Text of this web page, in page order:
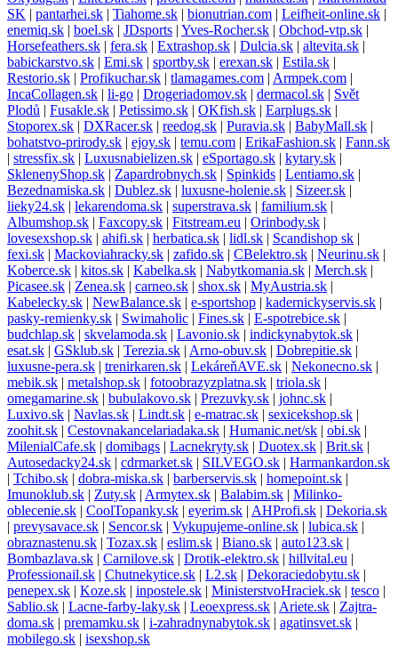
SK | pantarhei.sk | Tiahome.sk | bionutrian.com | Leifheit-online.sk |
enemiq.sk | boel.sk | JDsports | Yves-Rocher.sk | Obchod-vtp.sk |
Horsefeathers.sk | fera.sk | Extrashop.sk | Dulcia.sk | altevita.sk |
babickarstvo.sk | Emi.sk | sportby.sk | erexan.sk | Estila.sk |
Restorio.sk | Profikuchar.sk | tlamagames.com | Armpek.com |
IncaCollagen.sk | li-go | Drogeriadomov.sk | dermacol.sk | Svět
Plodů | Fusakle.sk | Petissimo.sk | OKfish.sk | Earplugs.sk |
Stoporex.sk | DXRacer.sk | reedog.sk | Puravia.sk | BabyMall.sk |
bohatstvo-prirody.sk | ejoy.sk | temu.com | ErikaFashion.sk | Fann.sk
| stressfix.sk | Luxusnabielizen.sk | eSportago.sk | kytary.sk |
SklenenyShop.sk | Zapardrobnych.sk | Spinkids | Lentiamo.sk |
Bezednamiska.sk | Dublez.sk | luxusne-holenie.sk | Sizeer.sk |
lieky24.sk | lekarendoma.sk | superstrava.sk | familium.sk |
Albumshop.sk | Faxcopy.sk | Fitstream.eu | Orinbody.sk |
lovesexshop.sk | ahifi.sk | herbatica.sk | lidl.sk | Scandishop sk |
fexi.sk | Mackoviahracky.sk | zafido.sk | CBelektro.sk | Neurinu.sk |
Koberce.sk | kitos.sk | Kabelka.sk | Nabytkomania.sk | Merch.sk |
Picasee.sk | Zenea.sk | carneo.sk | shox.sk | MyAustria.sk |
Kabelecky.sk | NewBalance.sk | e-sportshop | kadernickyservis.sk |
pasky-remienky.sk | Swimaholic | Fines.sk | E-spotrebice.sk |
budchlap.sk | skvelamoda.sk | Lavonio.sk | indickynabytok.sk |
esat.sk | GSklub.sk | Terezia.sk | Arno-obuv.sk | Dobrepitie.sk |
luxusne-pera.sk | trenirkaren.sk | LekáreňAVE.sk | Nekonecno.sk |
mebik.sk | metalshop.sk | fotoobrazyzplatna.sk | triola.sk |
omegamarine.sk | bubulakovo.sk | Prezuvky.sk | johnc.sk |
Luxivo.sk | Navlas.sk | Lindt.sk | e-matrac.sk | sexicekshop.sk |
zoohit.sk | Cestovnakancelariadaka.sk | Humanic.net/sk | obi.sk |
MilenialCafe.sk | domibags | Lacnekryty.sk | Duotex.sk | Brit.sk |
Autosedacky24.sk | cdrmarket.sk | SILVEGO.sk | Harmankardon.sk
| Tchibo.sk | dobra-miska.sk | barberservis.sk | homepoint.sk |
Imunoklub.sk | Zuty.sk | Armytex.sk | Balabim.sk | Milinko-
oblecenie.sk | CoolTopanky.sk | eyerim.sk | AHProfi.sk | Dekoria.sk
| prevysavace.sk | Sencor.sk | Vykupujeme-online.sk | lubica.sk |
obraznastenu.sk | Tozax.sk | eslim.sk | Biano.sk | auto123.sk |
Bombazlava.sk | Carnilove.sk | Drotik-elektro.sk | hillvital.eu |
Professionail.sk | Chutnekytice.sk | L2.sk | Dekoraciedobytu.sk |
penepex.sk | Koze.sk | inpostele.sk | MinisterstvoHraciek.sk | tesco |
Sablio.sk | Lacne-farby-laky.sk | Leoexpress.sk | Ariete.sk | Zajtra-
doma.sk | premamku.sk | i-zahradnynabytok.sk | agatinsvet.sk |
mobilego.sk | isexshop.sk